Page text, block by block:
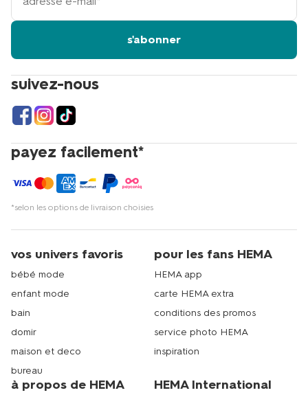
suivez-nous
payez facilement*
*selon les options de livraison choisies
s'abonner
vos univers favoris
bébé mode
enfant mode
bain
domir
maison et deco
bureau
pour les fans HEMA
HEMA app
carte HEMA extra
conditions des promos
service photo HEMA
inspiration
à propos de HEMA HEMA International